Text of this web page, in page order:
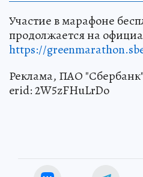
Участие в марафоне
продолжается на
https://
Реклама, ПАО
erid: 2W5zFHuLrDo